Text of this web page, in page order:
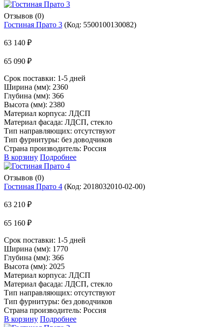
Отзывов (0)
Гостиная Прато 3 (Код: 5500100130082)
63 140 ₽
65 090 ₽
Срок поставки: 1-5 дней
Ширина (мм): 2360
Глубина (мм): 366
Высота (мм): 2380
Материал корпуса: ЛДСП
Материал фасада: ЛДСП, стекло
Тип направляющих: отсутствуют
Тип фурнитуры: без доводчиков
Страна производитель: Россия
В корзину Подробнее
Отзывов (0)
Гостиная Прато 4 (Код: 2018032010-02-00)
63 210 ₽
65 160 ₽
Срок поставки: 1-5 дней
Ширина (мм): 1770
Глубина (мм): 366
Высота (мм): 2025
Материал корпуса: ЛДСП
Материал фасада: ЛДСП, стекло
Тип направляющих: отсутствуют
Тип фурнитуры: без доводчиков
Страна производитель: Россия
В корзину Подробнее